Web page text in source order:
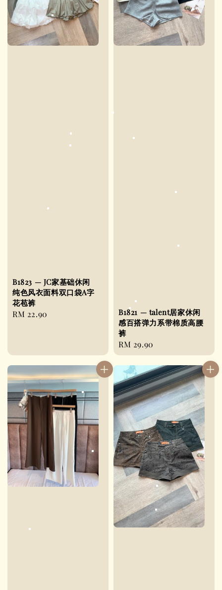
B1823 — JC家基础休闲
纯色风衣面料双口袋A字
花苞裤
Regular
RM 22.90
B1821 — talent居家休闲
感百搭弹力系带棉质高腰
裤
Regular
price
RM 29.90